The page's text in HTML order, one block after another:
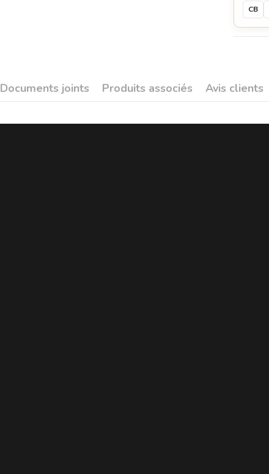
CB
Documents joints Produits associés Avis clients